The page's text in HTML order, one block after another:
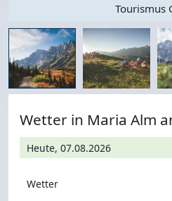
Tourismus
Wetter in Maria Alm
Heute, 07.08.2026
Wetter